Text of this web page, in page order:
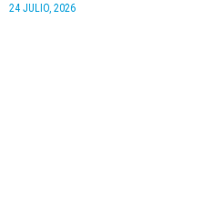
24 JULIO, 2026